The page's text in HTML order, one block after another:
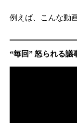
例えば、こんな動
“毎回” 怒られる議